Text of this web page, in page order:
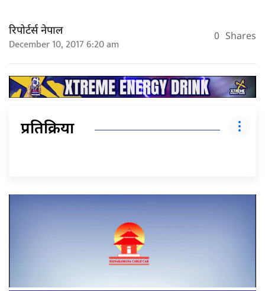
रिपोर्टर्स नेपाल
December 10, 2017 6:20 am 0 Shares
प्रतिक्रिया